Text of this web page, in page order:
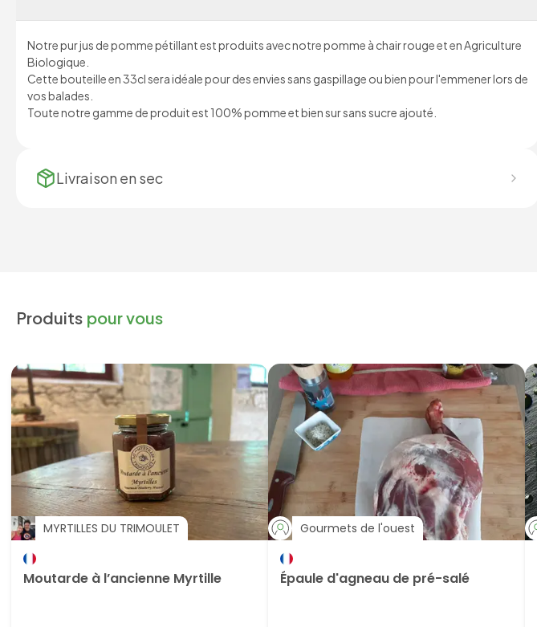
Notre pur jus de pomme pétillant est produits avec notre pomme à chair rouge et en Agriculture
Biologique.
Cette bouteille en 33cl sera idéale pour des envies sans gaspillage ou bien pour l'emmener lors de
vos balades.
Toute notre gamme de produit est 100% pomme et bien sur sans sucre ajouté.
Livraison en sec
Produits pour vous
MYRTILLES DU TRIMOULET
Moutarde à l’ancienne Myrtille
Gourmets de l'ouest
Épaule d'agneau de pré-salé